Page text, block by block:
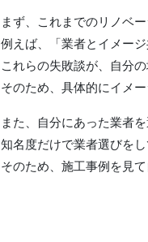
まず、これまでのリノベ
例えば、「業者とイメー
これらの失敗談が、自分
そのため、具体的にイメ
また、自分にあった業者
知名度だけで業者選びを
そのため、施工事例を見